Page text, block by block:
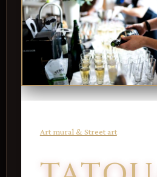
Art mural & Street art